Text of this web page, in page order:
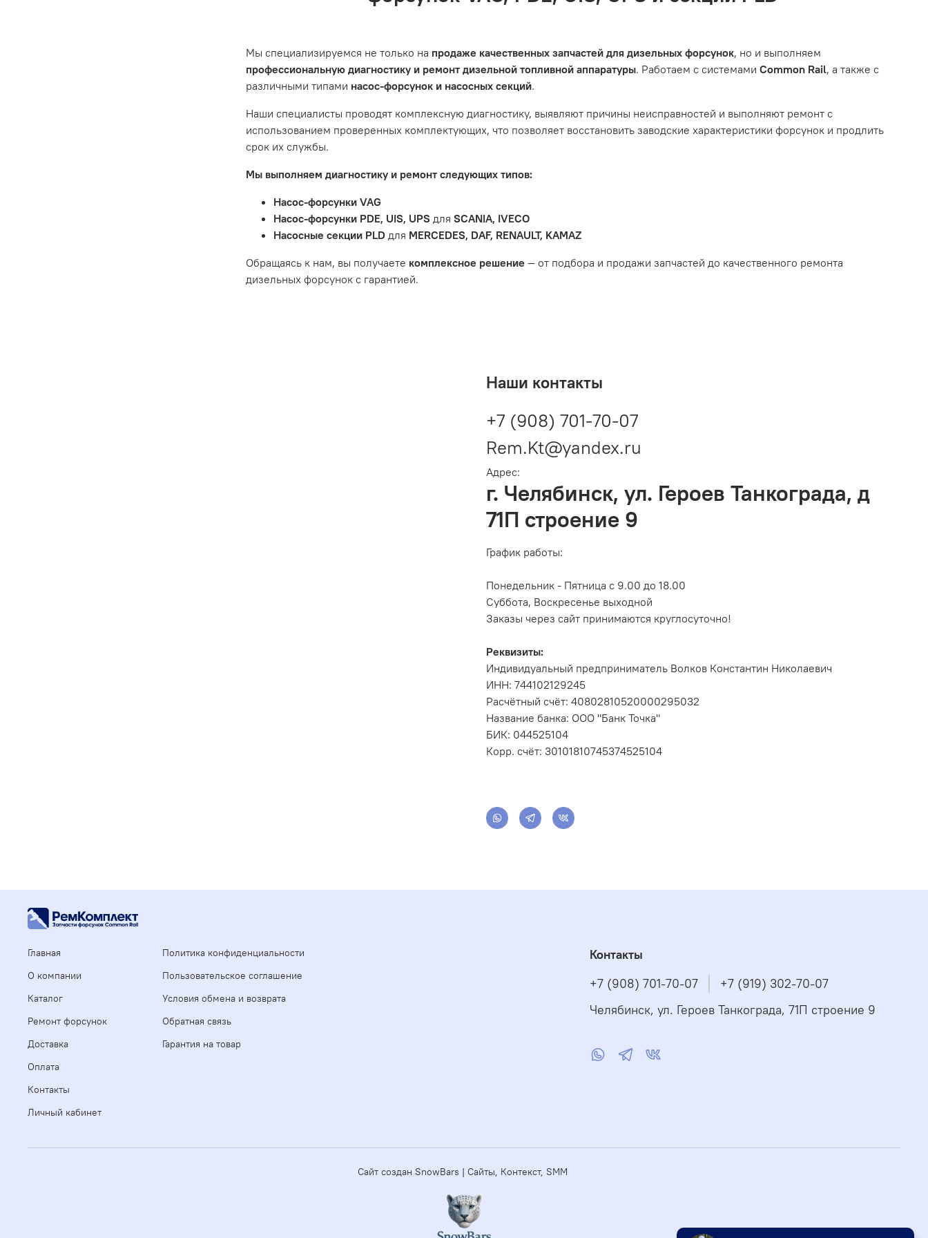
эксплуатации автомобиля. Если у вас возникнут проблемы с отремонтированной системой, мы обязательно разберемся в
Гарантия не распространяется на следующие случаи:
Истек гарантийный срок.
Товар является расходным материалом, который подвержен естественному износу. Это включает тормозные колодки,
диски сцепления, свечи зажигания и т.д.
Неисправности вызваны ДТП, неправильной установкой или чрезмерным износом.
Мы специализируемся не только на продаже качественных запчастей для дизельных форсунок, но и выполняем
профессиональную диагностику и ремонт дизельной топливной аппаратуры. Работаем с системами Common Rail, а также с
различными типами насос-форсунок и насосных секций.
Наши специалисты проводят комплексную диагностику, выявляют причины неисправностей и выполняют ремонт с
использованием проверенных комплектующих, что позволяет восстановить заводские характеристики форсунок и продлить
срок их службы.
Мы выполняем диагностику и ремонт следующих типов:
Насос-форсунки VAG
Насос-форсунки PDE, UIS, UPS для SCANIA, IVECO
Насосные секции PLDдля MERCEDES, DAF, RENAULT, KAMAZ
Обращаясь к нам, вы получаете комплексное решение — от подбора и продажи запчастей до качественного ремонта
дизельных форсунок с гарантией.
Наши контакты
+7 (908) 701-70-07
Rem.Kt@yandex.ru
Адрес:
г. Челябинск, ул. Героев Танкограда, д
71П строение 9
График работы:
Понедельник - Пятница с 9.00 до 18.00
Суббота, Воскресенье выходной
Заказы через сайт принимаются круглосуточно!
Реквизиты:
Индивидуальный предприниматель Волков Константин Николаевич
ИНН: 744102129245
Расчётный счёт: 40802810520000295032
Название банка: ООО "Банк Точка"
БИК: 044525104
Корр. счёт: 30101810745374525104
Главная
О компании
Каталог
Ремонт форсунок
Доставка
Оплата
Контакты
Личный кабинет
Политика конфиденциальности
Пользовательское соглашение
Условия обмена и возврата
Обратная связь
Гарантия на товар
Контакты
+7 (908) 701-70-07
+7 (919) 302-70-07
Челябинск, ул. Героев Танкограда, 71П строение 9
Сайт создан SnowBars | Сайты, Контекст, SMM